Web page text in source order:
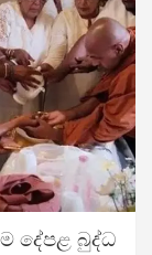
දේපළ බුද්ධ